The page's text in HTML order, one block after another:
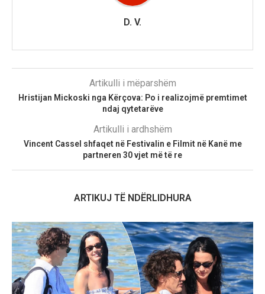
D. V.
Artikulli i mëparshëm
Hristijan Mickoski nga Kërçova: Po i realizojmë premtimet
ndaj qytetarëve
Artikulli i ardhshëm
Vincent Cassel shfaqet në Festivalin e Filmit në Kanë me
partneren 30 vjet më të re
ARTIKUJ TË NDËRLIDHURA